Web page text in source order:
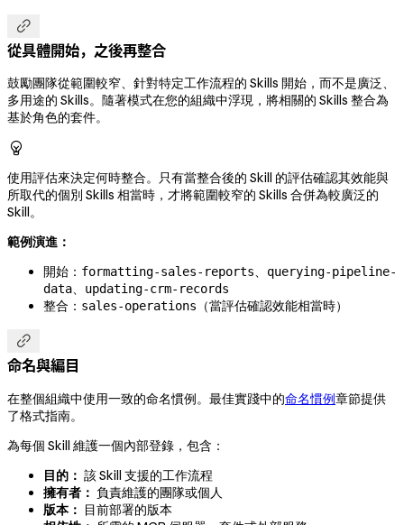

從具體開始，之後再整合
鼓勵團隊從範圍較窄、針對特定工作流程的 Skills 開始，而不是廣泛、
多用途的 Skills。隨著模式在您的組織中浮現，將相關的 Skills 整合為
基於角色的套件。

使用評估來決定何時整合。只有當整合後的 Skill 的評估確認其效能與
所取代的個別 Skills 相當時，才將範圍較窄的 Skills 合併為較廣泛的
Skill。
範例演進：
開始： formatting-sales-reports、
querying-pipeline-
data、 updating-crm-records
整合： sales-operations （當評估確認效能相當時）

命名與編目
在整個組織中使用一致的命名慣例。最佳實踐中的命名慣例章節提供
了格式指南。
為每個 Skill 維護一個內部登錄，包含：
目的： 該 Skill 支援的工作流程
擁有者： 負責維護的團隊或個人
版本： 目前部署的版本